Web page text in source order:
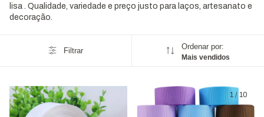
lisa . Qualidade, variedade e preço justo para laços, artesanato e
decoração.
Filtrar Ordenar por:
Mais vendidos
1 / 10